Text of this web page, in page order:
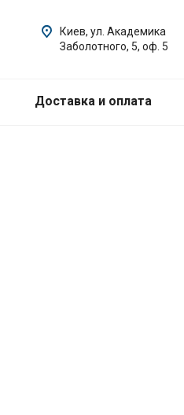
Киев, ул. Академика
Заболотного, 5, оф. 5
Доставка и оплата